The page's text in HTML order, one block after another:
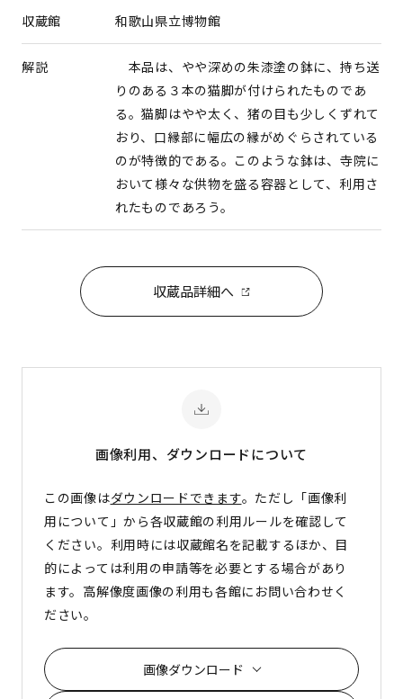
収蔵館 和歌山県立博物館
解説
本品は、やや深めの朱漆塗の鉢に、持ち送
りのある３本の猫脚が付けられたものであ
る。猫脚はやや太く、猪の目も少しくずれて
おり、口縁部に幅広の縁がめぐらされている
のが特徴的である。このような鉢は、寺院に
おいて様々な供物を盛る容器として、利用さ
れたものであろう。
収蔵品詳細へ
画像利用、ダウンロードについて
この画像はダウンロードできます。ただし「画像利
用について」から各収蔵館の利用ルールを確認して
ください。利用時には収蔵館名を記載するほか、目
的によっては利用の申請等を必要とする場合があり
ます。高解像度画像の利用も各館にお問い合わせく
ださい。
画像ダウンロード